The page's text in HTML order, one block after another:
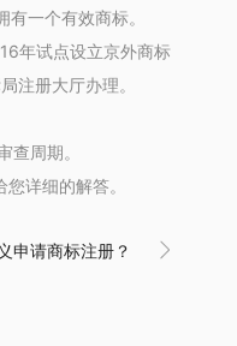
一个有效商标。
年试点设立京外商标
注册大厅办理。
周期。
详细的解答。
申请商标注册？ 